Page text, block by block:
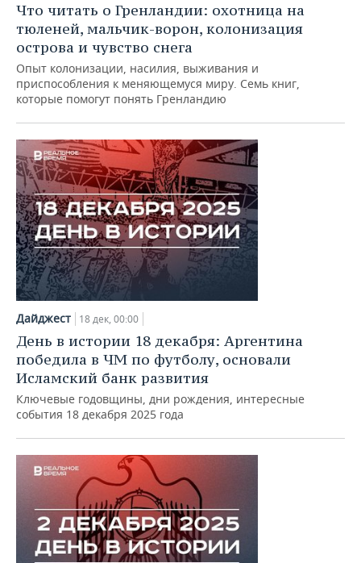
Что читать о Гренландии: охотница на
тюленей, мальчик-ворон, колонизация
острова и чувство снега
Опыт колонизации, насилия, выживания и
приспособления к меняющемуся миру. Семь книг,
которые помогут понять Гренландию
Дайджест 18 дек, 00:00
День в истории 18 декабря: Аргентина
победила в ЧМ по футболу, основали
Исламский банк развития
Ключевые годовщины, дни рождения, интересные
события 18 декабря 2025 года